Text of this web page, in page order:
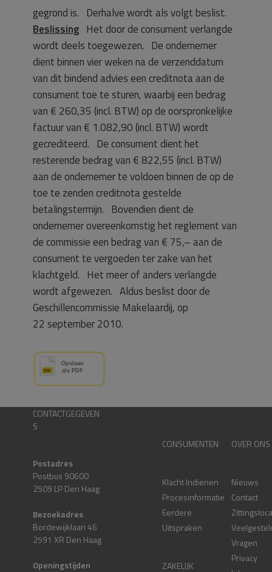
gegrond is. Derhalve wordt als volgt beslist.
Beslissing Het door de consument verlangde
wordt deels toegewezen. De ondernemer
dient binnen vier weken na de verzenddatum
van dit bindend advies een creditnota aan de
consument toe te sturen, waarbij een bedrag
van € 260,35 (incl. BTW) op de oorspronkelijke
factuur van € 1.082,90 (incl. BTW) wordt
gecrediteerd. De consument dient het
resterende bedrag van € 822,55 (incl. BTW)
aan de ondernemer te voldoen binnen de op de
toe te zenden creditnota gestelde
betalingstermijn. Bovendien dient de
ondernemer overeenkomstig het reglement van
de commissie een bedrag van € 75,– aan de
consument te vergoeden ter zake van het
klachtgeld. Het meer of anders verlangde
wordt afgewezen. Aldus beslist door de
Geschillencommissie Makelaardij, op
22 september 2010.
CONTACTGEGEVEN
S
Postadres
Postbus 90600
2509 LP Den Haag
Bezoekadres
Bordewijklaan 46
2591 XR Den Haag
Openingstijden
CONSUMENTEN
Klacht Indienen
Procesinformatie
Eerdere
Uitspraken
ZAKELIJK
OVER ONS
Nieuws
Contact
Vragen
Privacy